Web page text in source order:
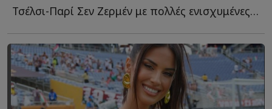
Τσέλσι-Παρί Σεν Ζερμέν με πολλές ενισχυμένες α...